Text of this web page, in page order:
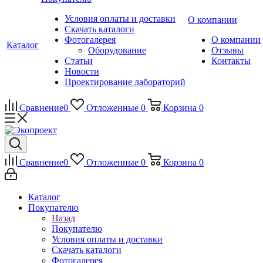
Каталог
Условия оплаты и доставки
Скачать каталоги
Фотогалерея
Оборудование
Статьи
Новости
Проектирование лабораторий
О компании
О компании
Отзывы
Контакты
Сравнение0 Отложенные 0 Корзина 0
Сравнение0 Отложенные 0 Корзина 0
Каталог
Покупателю
Назад
Покупателю
Условия оплаты и доставки
Скачать каталоги
Фотогалерея